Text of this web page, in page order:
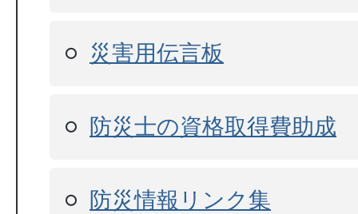
災害用伝言板
防災士の資格取得費助成
防災情報リンク集